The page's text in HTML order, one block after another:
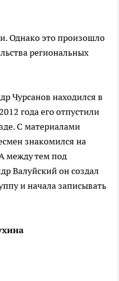
Однако это произошло
региональных
Чурсанов находился в
года его отпустили
С материалами
знакомился на
между тем под
Валуйский он создал
и начала записывать